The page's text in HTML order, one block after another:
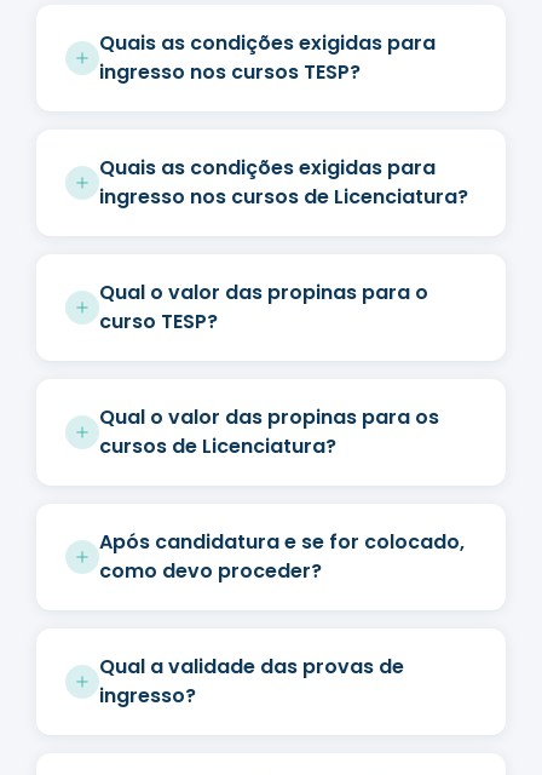
Quais as condições exigidas para
ingresso nos cursos TESP?
Quais as condições exigidas para
ingresso nos cursos de Licenciatura?
Qual o valor das propinas para o
curso TESP?
Qual o valor das propinas para os
cursos de Licenciatura?
Após candidatura e se for colocado,
como devo proceder?
Qual a validade das provas de
ingresso?